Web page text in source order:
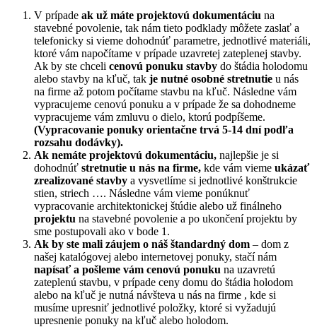
V prípade ak už máte projektovú dokumentáciu na
stavebné povolenie, tak nám tieto podklady môžete zaslať a
telefonicky si vieme dohodnúť parametre, jednotlivé materiáli,
ktoré vám napočítame v prípade uzavretej zateplenej stavby.
Ak by ste chceli cenovú ponuku stavby do štádia holodomu
alebo stavby na kľuč, tak je nutné osobné stretnutie u nás
na firme až potom počítame stavbu na kľuč. Následne vám
vypracujeme cenovú ponuku a v prípade že sa dohodneme
vypracujeme vám zmluvu o dielo, ktorú podpíšeme.
(Vypracovanie ponuky orientačne trvá 5-14 dní podľa
rozsahu dodávky).
Ak nemáte projektovú dokumentáciu, najlepšie je si
dohodnúť stretnutie u nás na firme, kde vám vieme ukázať
zrealizované stavby a vysvetlíme si jednotlivé konštrukcie
stien, striech …. Následne vám vieme ponúknuť
vypracovanie architektonickej štúdie alebo už finálneho
projektu na stavebné povolenie a po ukončení projektu by
sme postupovali ako v bode 1.
Ak by ste mali záujem o náš štandardný dom – dom z
našej katalógovej alebo internetovej ponuky, stačí nám
napísať a pošleme vám cenovú ponuku na uzavretú
zateplenú stavbu, v prípade ceny domu do štádia holodom
alebo na kľuč je nutná návšteva u nás na firme , kde si
musíme upresniť jednotlivé položky, ktoré si vyžadujú
upresnenie ponuky na kľuč alebo holodom.